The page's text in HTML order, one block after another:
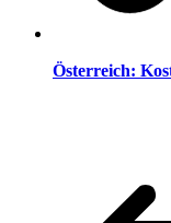
Österreich: